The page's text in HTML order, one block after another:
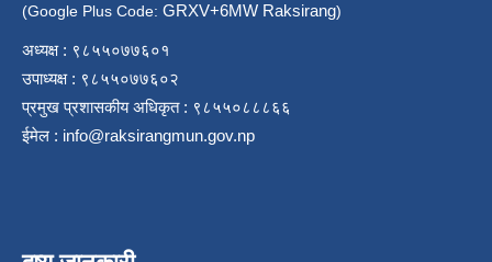
(Google Plus Code: GRXV+6MW Raksirang)
अध्यक्ष : ९८५५०७७६०१
उपाध्यक्ष : ९८५५०७७६०२
प्रमुख प्रशासकीय अधिकृत : ९८५५०८८८६६
ईमेल : info@raksirangmun.gov.np